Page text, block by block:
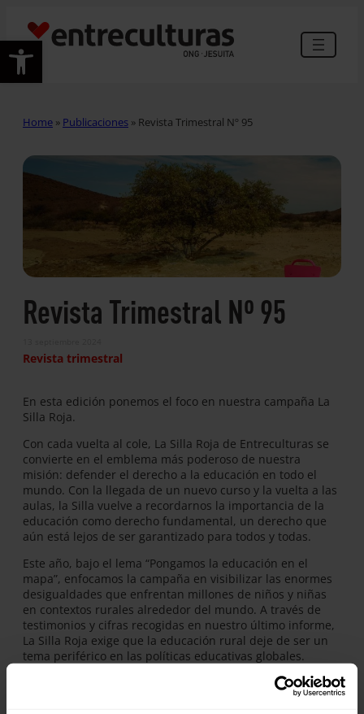
Abrir barra de herramientas
Home » Publicaciones » Revista Trimestral Nº 95
Revista Trimestral Nº 95
Revista trimestral
En esta edición ponemos el foco en nuestra campaña La
Silla Roja.
Con cada vuelta al cole, La Silla Roja de Entreculturas se
convierte en el emblema más poderoso de nuestra
misión: defender el derecho a la educación en todo el
mundo. Con la llegada de un nuevo curso y la vuelta a las
aulas, la Silla vuelve a recordarnos la importancia de la
educación como derecho fundamental, un derecho que
aún está lejos de ser garantizado para todos y todas.
Este año, bajo el lema “Pongamos la educación en el
mapa”, enfocamos la campaña en visibilizar las enormes
desigualdades que enfrentan millones de niños y niñas
en contextos rurales alrededor del mundo. A través de
testimonios y cifras recogidas en nuestro último informe,
La Silla Roja exige que la educación rural deje de ser un
tema periférico en las políticas educativas globales.